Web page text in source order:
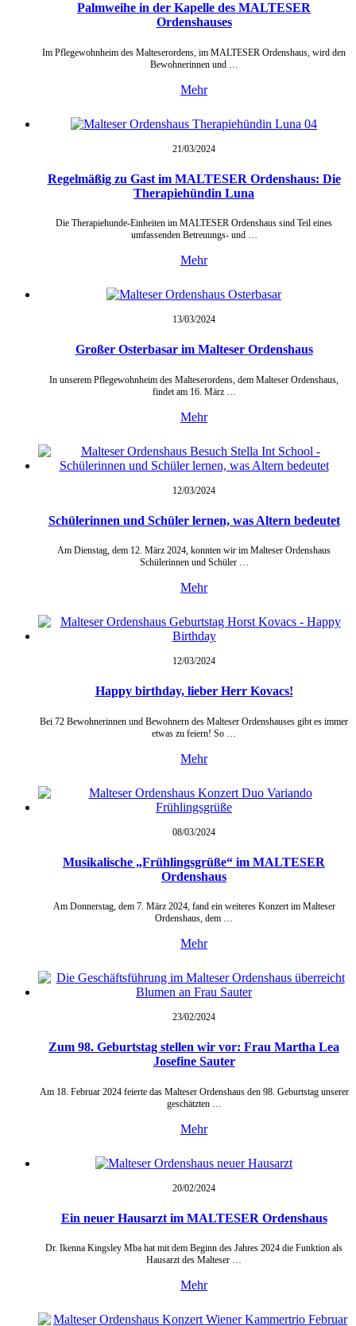
Palmweihe in der Kapelle des MALTESER
Ordenshauses
Im Pflegewohnheim des Malteserordens, im MALTESER Ordenshaus, wird den
Bewohnerinnen und …
Mehr
21/03/2024
Regelmäßig zu Gast im MALTESER Ordenshaus: Die
Therapiehündin Luna
Die Therapiehunde-Einheiten im MALTESER Ordenshaus sind Teil eines
umfassenden Betreuungs- und …
Mehr
13/03/2024
Großer Osterbasar im Malteser Ordenshaus
In unserem Pflegewohnheim des Malteserordens, dem Malteser Ordenshaus,
findet am 16. März …
Mehr
12/03/2024
Schülerinnen und Schüler lernen, was Altern bedeutet
Am Dienstag, dem 12. März 2024, konnten wir im Malteser Ordenshaus
Schülerinnen und Schüler …
Mehr
12/03/2024
Happy birthday, lieber Herr Kovacs!
Bei 72 Bewohnerinnen und Bewohnern des Malteser Ordenshauses gibt es immer
etwas zu feiern! So …
Mehr
08/03/2024
Musikalische „Frühlingsgrüße“ im MALTESER
Ordenshaus
Am Donnerstag, dem 7. März 2024, fand ein weiteres Konzert im Malteser
Ordenshaus, dem …
Mehr
23/02/2024
Zum 98. Geburtstag stellen wir vor: Frau Martha Lea
Josefine Sauter
Am 18. Februar 2024 feierte das Malteser Ordenshaus den 98. Geburtstag unserer
geschätzten …
Mehr
20/02/2024
Ein neuer Hausarzt im MALTESER Ordenshaus
Dr. Ikenna Kingsley Mba hat mit dem Beginn des Jahres 2024 die Funktion als
Hausarzt des Malteser …
Mehr